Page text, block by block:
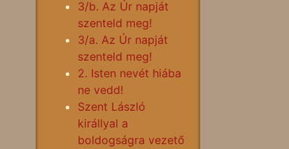
3/b. Az Úr napját
szenteld meg!
3/a. Az Úr napját
szenteld meg!
2. Isten nevét hiába
ne vedd!
Szent László
királlyal a
boldogságra vezető